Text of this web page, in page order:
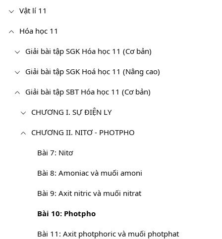
Vật lí 11
Hóa học 11
Giải bài tập SGK Hóa học 11 (Cơ bản)
Giải bài tập SGK Hoá học 11 (Nâng cao)
Giải bài tập SBT Hóa học 11 (Cơ bản)
CHƯƠNG I. SỰ ĐIỆN LY
CHƯƠNG II. NITƠ - PHOTPHO
Bài 7: Nitơ
Bài 8: Amoniac và muối amoni
Bài 9: Axit nitric và muối nitrat
Bài 10: Photpho
Bài 11: Axit photphoric và muối photphat